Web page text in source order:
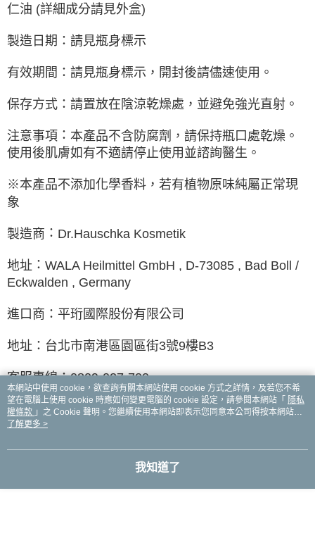
仁油 (詳細成分請見外盒)
製造日期 ： 請見瓶身標示
有效期間 ： 請見瓶身標示，開封後請儘速使用。
保存方式 ： 請置放在陰涼乾燥處，並避免強光直射。
注意事項 ： 本產品不含防腐劑，請保持瓶口處乾燥。
使用後肌膚如有不適請停止使用並諮詢醫生。
※本產品不添加化學香料，若有植物原味純屬正常現
象
製造商 ： Dr.Hauschka Kosmetik
地址 ： WALA Heilmittel GmbH , D-73085 , Bad Boll /
Eckwalden , Germany
進口商 ： 平珩國際股份有限公司
地址：台北市南港區園區街3號9樓B3
客服專線：0809-027-700
本網站中使用 cookie，欲查詢有關本網站使用 cookie 方式之詳情，及若您不希
望在電腦上使用 cookie 時應如何變更電腦的 cookie 設定，請參閱本網站「 隱私
權條款 」之 Cookie 聲明。您繼續使用本網站即表示您同意本公司得按本網站使
用條款之 Cookie 聲明使用 cookie。
了解更多 >
我知道了